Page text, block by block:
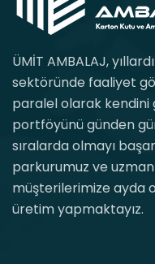
ÜMİT AMBALAJ,
sektöründe faaliyet
paralel olarak
portföyünü günden
sıralarda olmayı
parkurumuz ve
müşterilerimize ayda
üretim yapmaktayız.